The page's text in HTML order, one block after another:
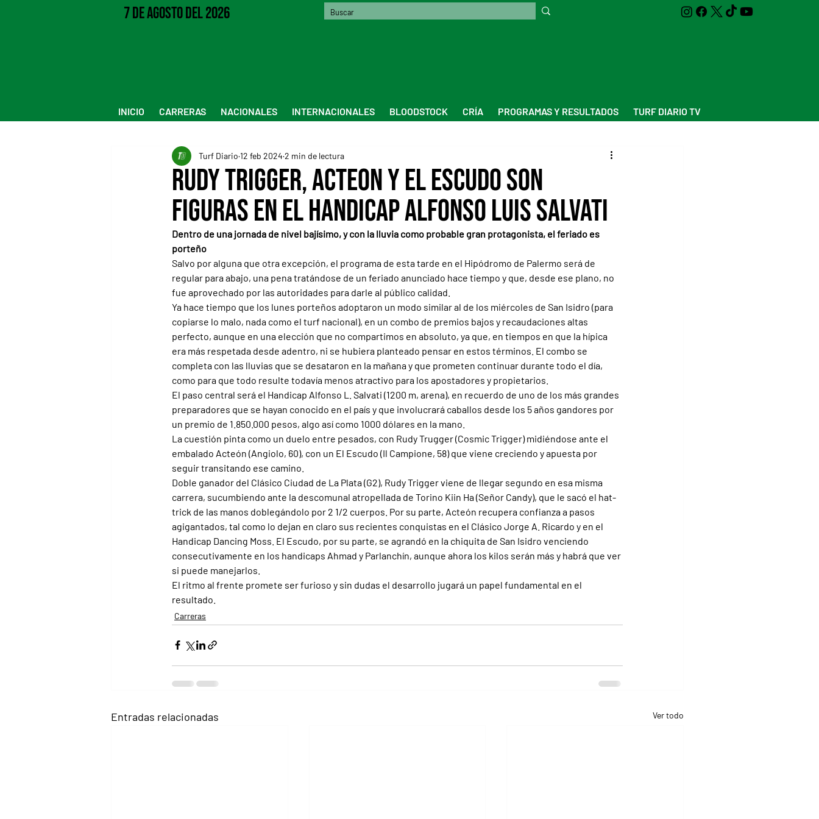
7 de Agosto del 2026
INICIO CARRERAS NACIONALES INTERNACIONALES BLOODSTOCK CRÍA PROGRAMAS Y RESULTADOS TURF DIARIO TV
Rudy Trigger, Acteon y El Escudo son
figuras en el Handicap Alfonso Luis Salvati
Turf Diario 12 feb 2024 2 min de lectura
Dentro de una jornada de nivel bajísimo, y con la lluvia como probable gran protagonista, el feriado es
porteño
Salvo por alguna que otra excepción, el programa de esta tarde en el Hipódromo de Palermo será de
regular para abajo, una pena tratándose de un feriado anunciado hace tiempo y que, desde ese plano, no
fue aprovechado por las autoridades para darle al público calidad.
Ya hace tiempo que los lunes porteños adoptaron un modo similar al de los miércoles de San Isidro (para
copiarse lo malo, nada como el turf nacional), en un combo de premios bajos y recaudaciones altas
perfecto, aunque en una elección que no compartimos en absoluto, ya que, en tiempos en que la hípica
era más respetada desde adentro, ni se hubiera planteado pensar en estos términos. El combo se
completa con las lluvias que se desataron en la mañana y que prometen continuar durante todo el día,
como para que todo resulte todavía menos atractivo para los apostadores y propietarios.
El paso central será el Handicap Alfonso L. Salvati (1200 m, arena), en recuerdo de uno de los más grandes
preparadores que se hayan conocido en el país y que involucrará caballos desde los 5 años gandores por
un premio de 1.850.000 pesos, algo así como 1000 dólares en la mano.
La cuestión pinta como un duelo entre pesados, con Rudy Trugger (Cosmic Trigger) midiéndose ante el
embalado Acteón (Angiolo, 60), con un El Escudo (Il Campione, 58) que viene creciendo y apuesta por
seguir transitando ese camino.
Doble ganador del Clásico Ciudad de La Plata (G2), Rudy Trigger viene de llegar segundo en esa misma
carrera, sucumbiendo ante la descomunal atropellada de Torino Kiin Ha (Señor Candy), que le sacó el hat-
trick de las manos doblegándolo por 2 1/2 cuerpos. Por su parte, Acteón recupera confianza a pasos
agigantados, tal como lo dejan en claro sus recientes conquistas en el Clásico Jorge A. Ricardo y en el
Handicap Dancing Moss. El Escudo, por su parte, se agrandó en la chiquita de San Isidro venciendo
consecutivamente en los handicaps Ahmad y Parlanchín, aunque ahora los kilos serán más y habrá que ver
si puede manejarlos.
El ritmo al frente promete ser furioso y sin dudas el desarrollo jugará un papel fundamental en el
resultado.
Carreras
Entradas relacionadas Ver todo